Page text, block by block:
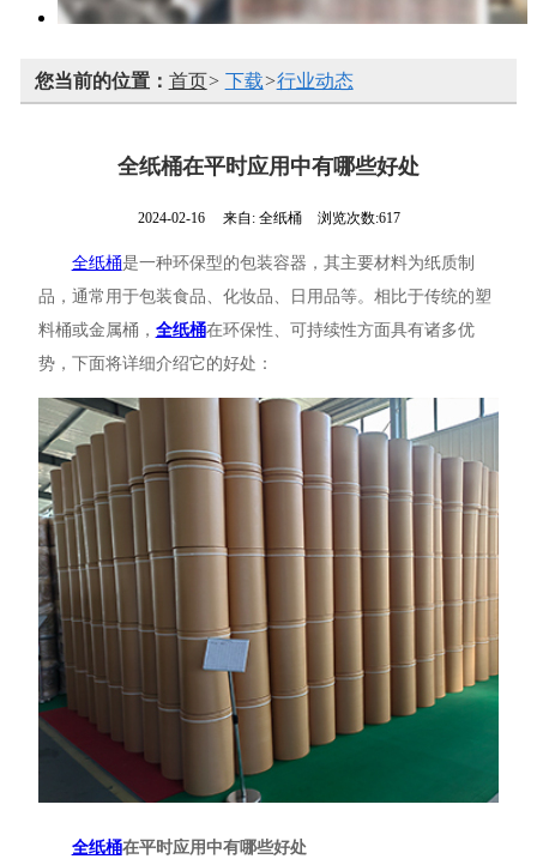
您当前的位置： 首页> 下载>行业动态
全纸桶在平时应用中有哪些好处
2024-02-16 来自: 全纸桶 浏览次数:617
全纸桶是一种环保型的包装容器，其主要材料为纸质制
品，通常用于包装食品、化妆品、日用品等。相比于传统的塑
料桶或金属桶， 全纸桶在环保性、可持续性方面具有诸多优
势，下面将详细介绍它的好处：
全纸桶在平时应用中有哪些好处